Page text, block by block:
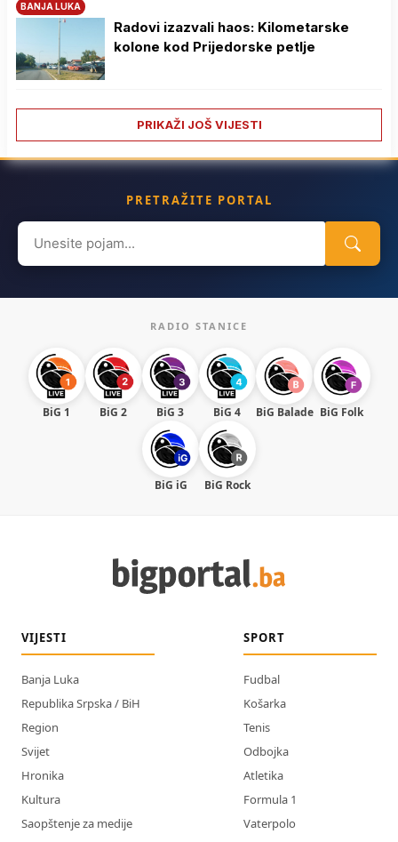
BANJA LUKA
Radovi izazvali haos: Kilometarske
kolone kod Prijedorske petlje
PRIKAŽI JOŠ VIJESTI
PRETRAŽITE PORTAL
Search
for:
RADIO STANICE
BiG 1 BiG 2 BiG 3 BiG 4 BiG Balade BiG Folk
BiG iG BiG Rock
VIJESTI
Banja Luka
Republika Srpska / BiH
Region
Svijet
Hronika
Kultura
Saopštenje za medije
SPORT
Fudbal
Košarka
Tenis
Odbojka
Atletika
Formula 1
Vaterpolo